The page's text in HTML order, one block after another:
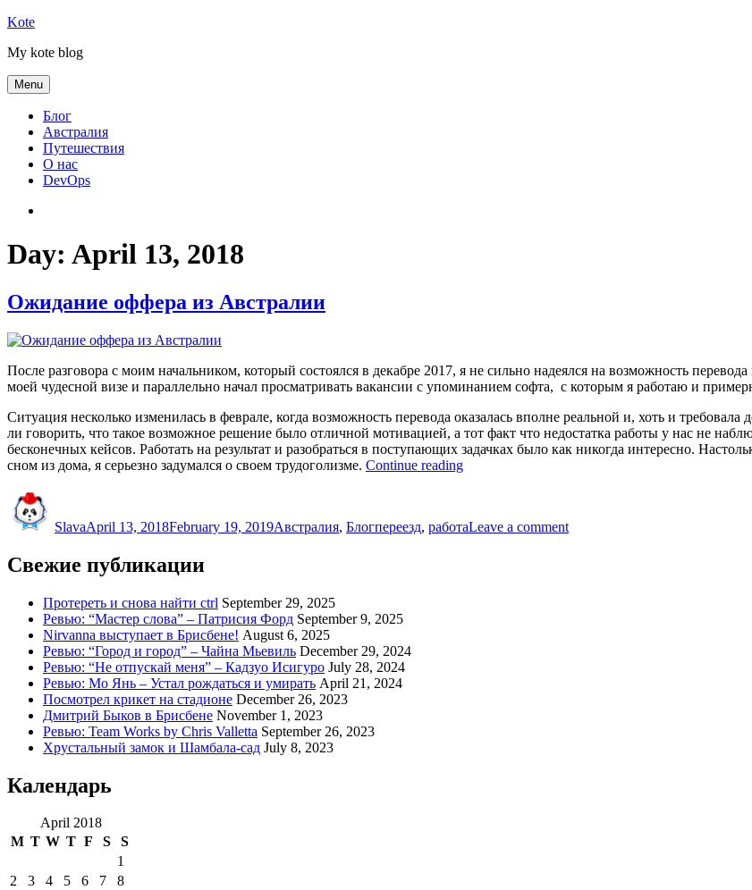
Skip
content
Kote
My kote blog
Menu
Блог
Австралия
Путешествия
О нас
DevOps
Day: April 13, 2018
Ожидание оффера из Австралии
После разговора с моим начальником, который состоялся в декабре 2017, я не сильно надеялся на возможность
моей чудесной визе и параллельно начал просматривать вакансии с упоминанием софта, с которым я работаю и
Ситуация несколько изменилась в феврале, когда возможность перевода оказалась вполне реальной и, хоть и
ли говорить, что такое возможное решение было отличной мотивацией, а тот факт что недостатка работы у нас не
бесконечных кейсов. Работать на результат и разобраться в поступающих задачках было как никогда интересно.
сном из дома, я серьезно задумался о своем трудоголизме. Continue reading“Ожидание
SlavaApril 13, 2018February 19, 2019Австралия, Блогпереезд, работаLeave a commentоффера
Свежие публикации
Протереть и снова найти ctrl September 29, 2025
Ревью: “Мастер слова” – Патрисия Форд September 9, 2025
Nirvanna выступает в Брисбене! August 6, 2025
Ревью: “Город и город” – Чайна Мьевиль December 29, 2024
Ревью: “Не отпускай меня” – Кадзуо Исигуро July 28, 2024
Ревью: Мо Янь – Устал рождаться и умирать April 21, 2024
Посмотрел крикет на стадионе December 26, 2023
Дмитрий Быков в Брисбене November 1, 2023
Ревью: Team Works by Chris Valletta September 26, 2023
Хрустальный замок и Шамбала-сад July 8, 2023
Календарь
April 2018
M T W T F S
S
1
2
3 4 5 6 7
8